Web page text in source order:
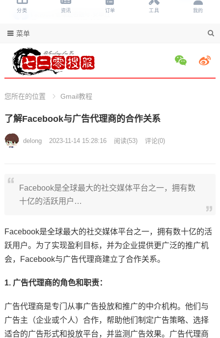
菜单
您所在的位置 Gmail教程
了解Facebook与广告代理商的合作关系
delong 2023-11-14 15:28:16 阅读(53) 评论(0)
Facebook是全球最大的社交媒体平台之一，拥有数
十亿的活跃用户…
Facebook是全球最大的社交媒体平台之一，拥有数十亿的活
跃用户。为了实现盈利目标，并为企业提供更广泛的推广机
会，Facebook与广告代理商建立了合作关系。
1. 广告代理商的角色和职责：
广告代理商是专门从事广告投放和推广的中介机构。他们与
广告主（企业或个人）合作，帮助他们制定广告策略、选择
适合的广告形式和投放平台，并监测广告效果。广告代理商